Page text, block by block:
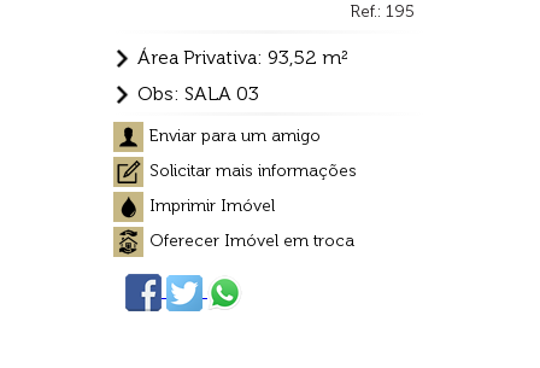
Ref.: 195
Área Privativa: 93,52 m²
Obs: SALA 03
Enviar para um amigo
Solicitar mais informações
Imprimir Imóvel
Oferecer Imóvel em troca